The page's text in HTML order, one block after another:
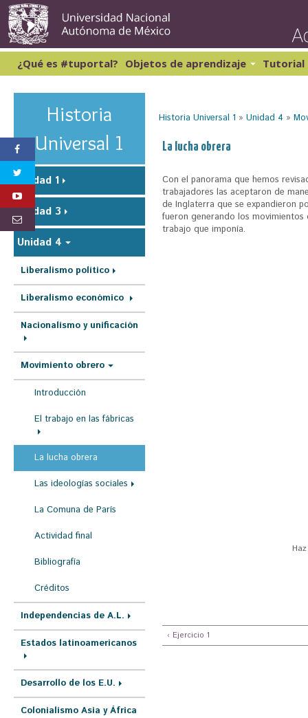
¿Qué es #tuportal? Objetos de aprendizaje
Lectura y Redacción 3
Lectura y Redacción 4
Inglés 1
Matemáticas 2
Tutorial
e
e
n
c
u
Historia Universal 1 »Unidad 4 »
La lucha obrera
Con el panorama que hemos
trabajadores las aceptaron de
de Inglaterra que se expandieron
fueron generando los
trabajo que imponía.
‹ Ejercicio 1
Historia
Universal 1
Unidad 1
Unidad 3
Unidad 4
Liberalismo político
Liberalismo económico
Nacionalismo y unificación
Movimiento obrero
Introducción
El trabajo en las fábricas
La lucha obrera
Las ideologías sociales
La Comuna de París
Actividad final
Bibliografía
Créditos
Independencias de A.L.
Estados latinoamericanos
Desarrollo de los E.U.
Colonialismo Asia y África